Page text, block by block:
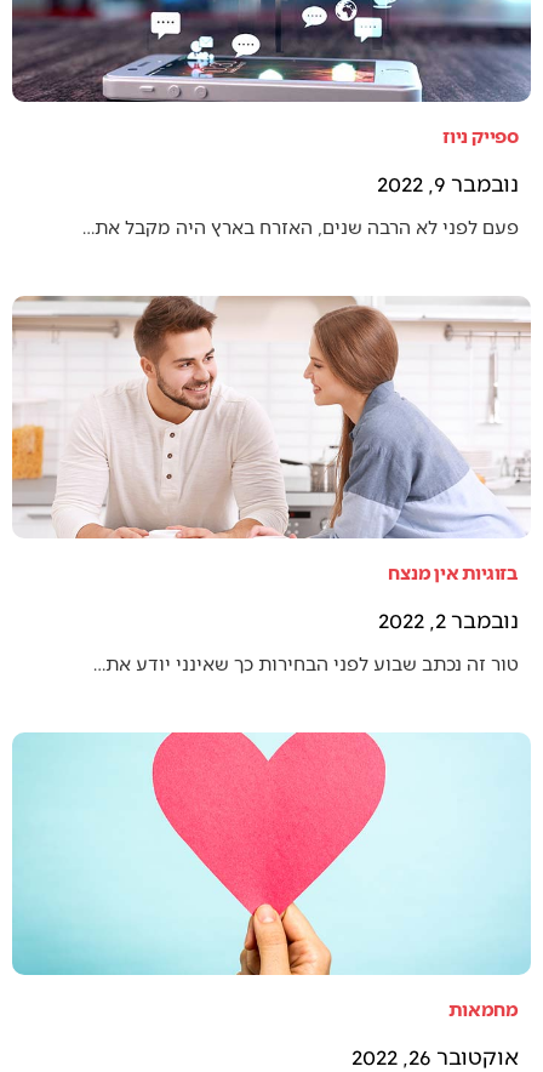
ספייק ניוז
נובמבר 9, 2022
פעם לפני לא הרבה שנים, האזרח בארץ היה מקבל את…
בזוגיות אין מנצח
נובמבר 2, 2022
טור זה נכתב שבוע לפני הבחירות כך שאינני יודע את…
מחמאות
אוקטובר 26, 2022